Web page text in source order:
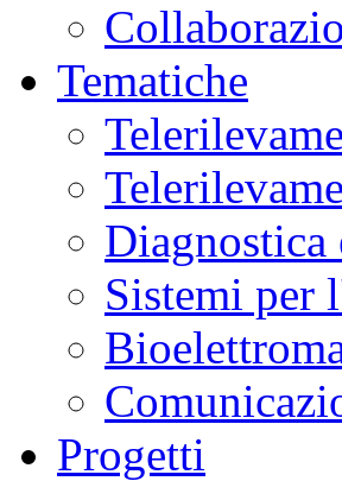
Tematiche
Diagnostica
Sistemi per
Progetti